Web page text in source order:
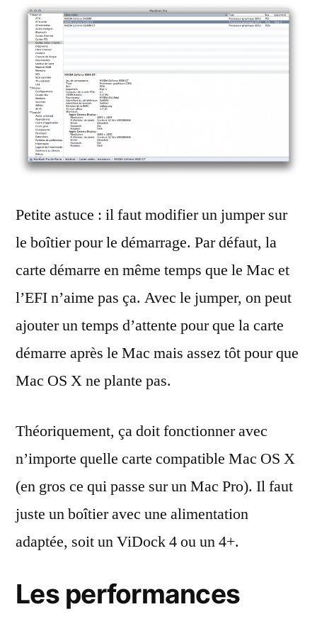
Petite astuce : il faut modifier un jumper sur
le boîtier pour le démarrage. Par défaut, la
carte démarre en même temps que le Mac et
l’EFI n’aime pas ça. Avec le jumper, on peut
ajouter un temps d’attente pour que la carte
démarre après le Mac mais assez tôt pour que
Mac OS X ne plante pas.
Théoriquement, ça doit fonctionner avec
n’importe quelle carte compatible Mac OS X
(en gros ce qui passe sur un Mac Pro). Il faut
juste un boîtier avec une alimentation
adaptée, soit un ViDock 4 ou un 4+.
Les performances